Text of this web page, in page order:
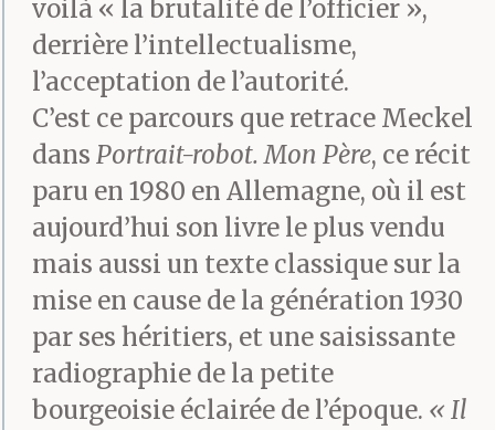
voilà « la brutalité de l’officier »,
derrière l’intellectualisme,
l’acceptation de l’autorité.
C’est ce parcours que retrace Meckel
dans Portrait-robot. Mon Père, ce récit
paru en 1980 en Allemagne, où il est
aujourd’hui son livre le plus vendu
mais aussi un texte classique sur la
mise en cause de la génération 1930
par ses héritiers, et une saisissante
radiographie de la petite
bourgeoisie éclairée de l’époque. « Il